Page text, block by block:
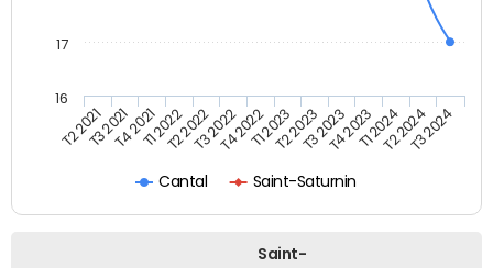
Cantal Saint-Saturnin
T2 2021T3 2021T4 2021T1 2022T2 2022T3 2022T4 2022T1 2023T2 2023T3 2023T4 2023T1 2024T2 2024T3 2024
16
17
Saint-